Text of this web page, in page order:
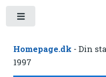
Homepage.dk - Din
1997